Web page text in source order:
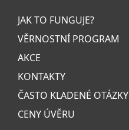
JAK TO FUNGUJE?
VĚRNOSTNÍ PROGRAM
AKCE
KONTAKTY
ČASTO KLADENÉ OTÁZKY
CENY ÚVĚRU